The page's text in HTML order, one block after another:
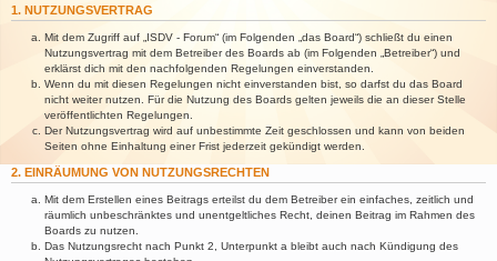
1. NUTZUNGSVERTRAG
Mit dem Zugriff auf „ISDV - Forum“ (im Folgenden „das Board“) schließt du einen
Nutzungsvertrag mit dem Betreiber des Boards ab (im Folgenden „Betreiber“) und
erklärst dich mit den nachfolgenden Regelungen einverstanden.
Wenn du mit diesen Regelungen nicht einverstanden bist, so darfst du das Board
nicht weiter nutzen. Für die Nutzung des Boards gelten jeweils die an dieser Stelle
veröffentlichten Regelungen.
Der Nutzungsvertrag wird auf unbestimmte Zeit geschlossen und kann von beiden
Seiten ohne Einhaltung einer Frist jederzeit gekündigt werden.
2. EINRÄUMUNG VON NUTZUNGSRECHTEN
Mit dem Erstellen eines Beitrags erteilst du dem Betreiber ein einfaches, zeitlich und
räumlich unbeschränktes und unentgeltliches Recht, deinen Beitrag im Rahmen des
Boards zu nutzen.
Das Nutzungsrecht nach Punkt 2, Unterpunkt a bleibt auch nach Kündigung des